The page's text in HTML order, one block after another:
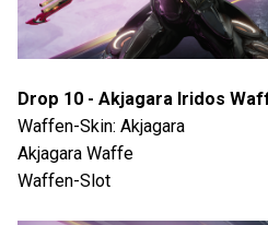
Drop 10 - Akjagara Iridos
Waffen-Skin: Akjagara
Akjagara Waffe
Waffen-Slot